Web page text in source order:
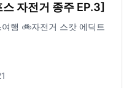
자전거 종주 EP.3]
딕트
product/UE3CR03B · · ·